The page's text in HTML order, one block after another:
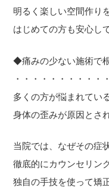
明るく楽しい空間作り
はじめての方も安心し
◆痛みの少ない施術で
・・・・・・・・・・
多くの方が悩まれてい
身体の歪みが原因とさ
当院では、なぜその症
徹底的にカウンセリン
独自の手技を使って矯